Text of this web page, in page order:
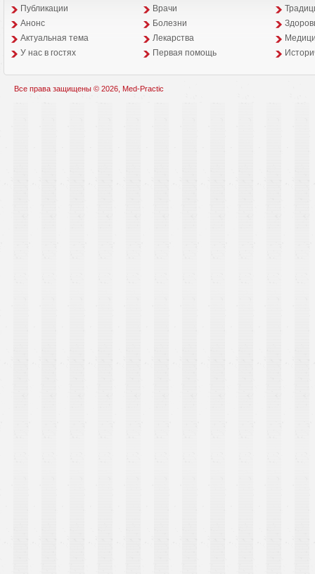
Публикации
Врачи
Анонс
Болезни
Aктуальная тема
Лекарства
У нас в гостях
Первая помощь
Все права защищены © 2026, Med-Practic